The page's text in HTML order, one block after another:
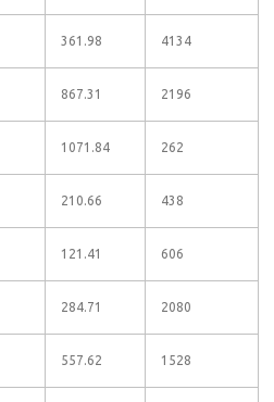
361.98 4134
867.31 2196
1071.84 262
210.66 438
121.41 606
284.71 2080
557.62 1528